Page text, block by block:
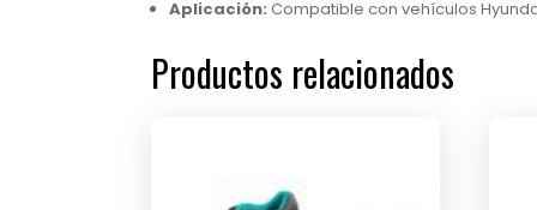
Aplicación: Compatible con vehículos
Productos relacionados